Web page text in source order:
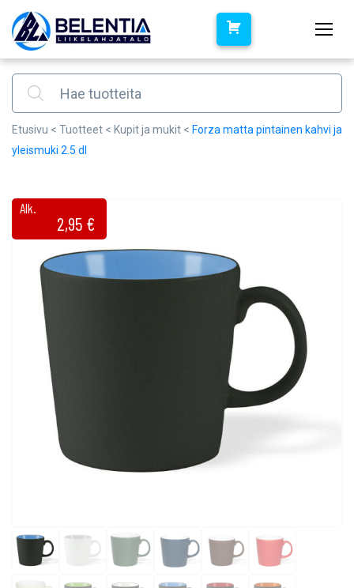
Products search
Etusivu < Tuotteet < Kupit ja mukit < Forza matta pintainen kahvi ja
yleismuki 2.5 dl
Alk.
2,95 €